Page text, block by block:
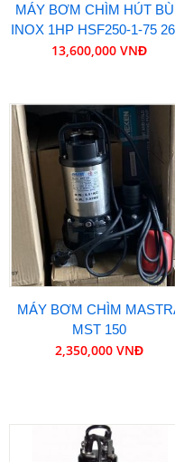
MÁY BƠM CHÌM HÚT
INOX 1HP HSF250-1-75
13,600,000 VNĐ
MÁY BƠM CHÌM
MST 150
2,350,000 VNĐ